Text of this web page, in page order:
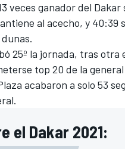
veces ganador del
al acecho, y
25º la jornada, tras
top 20 de la
acabaron a solo 53
el Dakar 2021: